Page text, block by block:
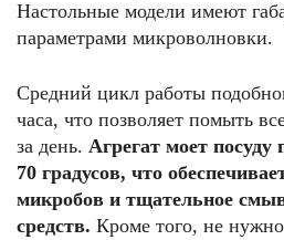
Настольные модели имеют
параметрами микроволновки.
Средний цикл работы
часа, что позволяет помыть
за день. Агрегат моет посуду
70 градусов, что
микробов и тщательное
средств. Кроме того, не